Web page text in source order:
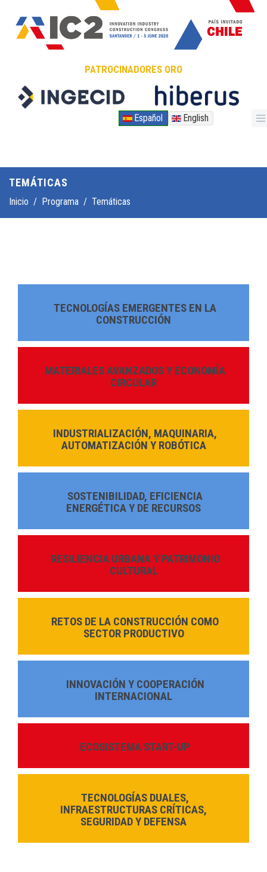
Pasar al contenido principal
PATROCINADORES ORO
Español English
TEMÁTICAS
Inicio / Programa / Temáticas
TECNOLOGÍAS EMERGENTES EN LA
CONSTRUCCIÓN
MATERIALES AVANZADOS Y ECONOMÍA
CIRCULAR
INDUSTRIALIZACIÓN, MAQUINARIA,
AUTOMATIZACIÓN Y ROBÓTICA
SOSTENIBILIDAD, EFICIENCIA
ENERGÉTICA Y DE RECURSOS
RESILIENCIA URBANA Y PATRIMONIO
CULTURAL
RETOS DE LA CONSTRUCCIÓN COMO
SECTOR PRODUCTIVO
INNOVACIÓN Y COOPERACIÓN
INTERNACIONAL
ECOSISTEMA START-UP
TECNOLOGÍAS DUALES,
INFRAESTRUCTURAS CRÍTICAS,
SEGURIDAD Y DEFENSA